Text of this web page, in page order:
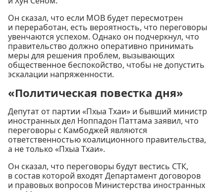
Он сказал, что если МОВ будет пересмотрен
и переработан, есть вероятность, что переговоры
увенчаются успехом. Однако он подчеркнул, что
правительство должно оперативно принимать
меры для решения проблем, вызывающих
общественное беспокойство, чтобы не допустить
эскалации напряженности.
«Политическая повестка дня»
Депутат от партии «Пхыа Тхаи» и бывший министр
иностранных дел Ноппадон Паттама заявил, что
переговоры с Камбоджей являются
ответственностью коалиционного правительства,
а не только «Пхыа Тхаи».
Он сказал, что переговоры будут вестись СТК,
в состав которой входят Департамент договоров
и правовых вопросов Министерства иностранных